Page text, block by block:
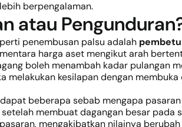
berpengalaman.
atau
penembusan palsu adalah
harga aset mengikut arah
boleh menambah kadar pulangan
melakukan kesilapan dengan
beberapa sebab mengapa
membuat dagangan besar
mengakibatkan nilainya